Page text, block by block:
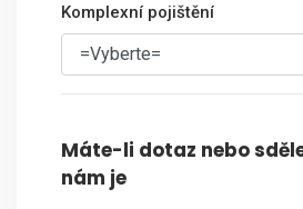
Komplexní pojištění
Máte-li dotaz nebo
nám je